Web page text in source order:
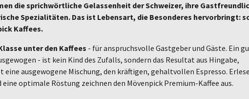
die sprichwörtliche Gelassenheit der Schweizer, ihre
Spezialitäten. Das ist Lebensart, die Besonderes hervorbringt:
Kaffees.
unter den Kaffees - für anspruchsvolle Gastgeber und Gäste. Ein
- ist kein Kind des Zufalls, sondern das Resultat aus Hingabe,
ausgewogene Mischung, den kräftigen, gehaltvollen Espresso.
optimale Röstung zeichnen den Mövenpick Premium-Kaffee aus.